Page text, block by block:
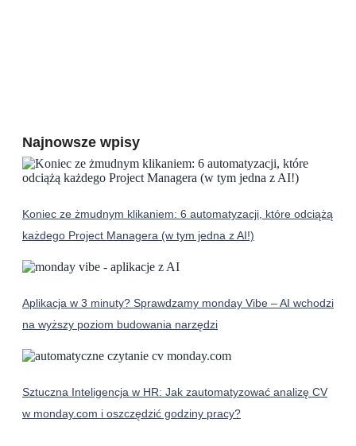
Najnowsze wpisy
Koniec ze żmudnym klikaniem: 6 automatyzacji, które odciążą
każdego Project Managera (w tym jedna z AI!)
Aplikacja w 3 minuty? Sprawdzamy monday Vibe – AI wchodzi
na wyższy poziom budowania narzędzi
Sztuczna Inteligencja w HR: Jak zautomatyzować analizę CV
w monday.com i oszczędzić godziny pracy?